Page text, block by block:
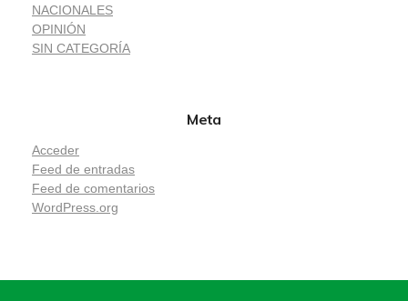
NACIONALES
OPINIÓN
SIN CATEGORÍA
Meta
Acceder
Feed de entradas
Feed de comentarios
WordPress.org